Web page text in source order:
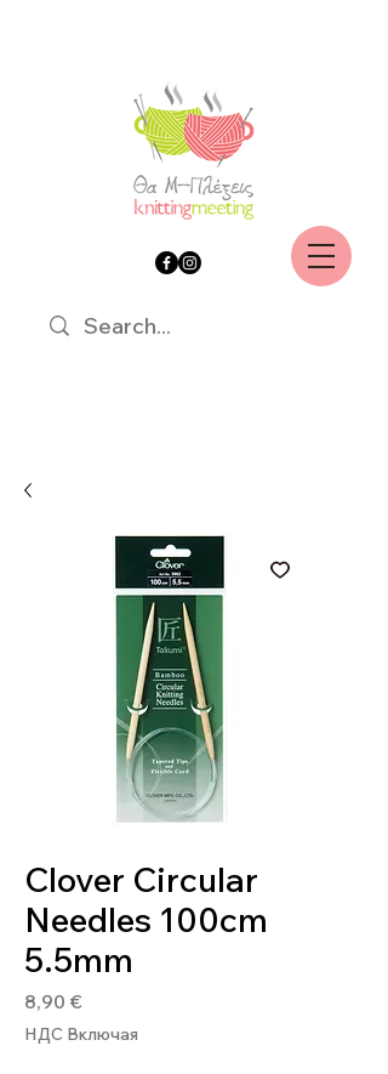
Clover Circular
Needles 100cm
5.5mm
8,90 €
НДС Включая